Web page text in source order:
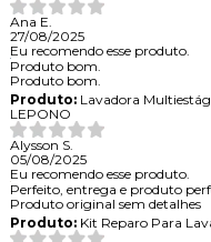
Ana E.
27/08/2025
Eu recomendo esse produto.
Produto bom.
Produto bom.
Produto:Lavadora
LEPONO
Alysson S.
05/08/2025
Eu recomendo esse produto.
Perfeito, entrega e produto
Produto original sem detalhes
Produto:Kit Reparo Para